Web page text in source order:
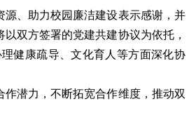
、助力校园廉洁建设表示感谢，并
双方签署的党建共建协议为依托，
健康疏导、文化育人等方面深化协
潜力，不断拓宽合作维度，推动双